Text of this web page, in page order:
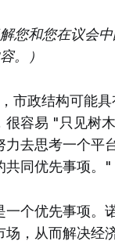
您和您在议会
。）
市政结构可能
很容易 "只见树
力去思考一个平
共同优先事项。"
一个优先事项。
场，从而解决经